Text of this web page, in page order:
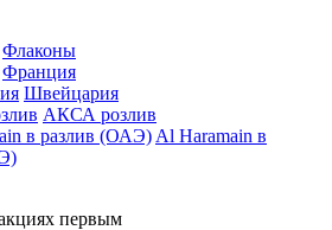
Флаконы
Франция
Швейцария
АКСА розлив
Al Haramain в
первым